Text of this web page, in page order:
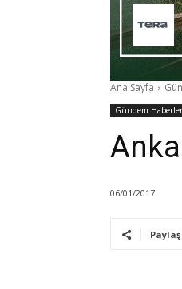
Ana Sayfa
Gündem
06/01/2017
Paylaş